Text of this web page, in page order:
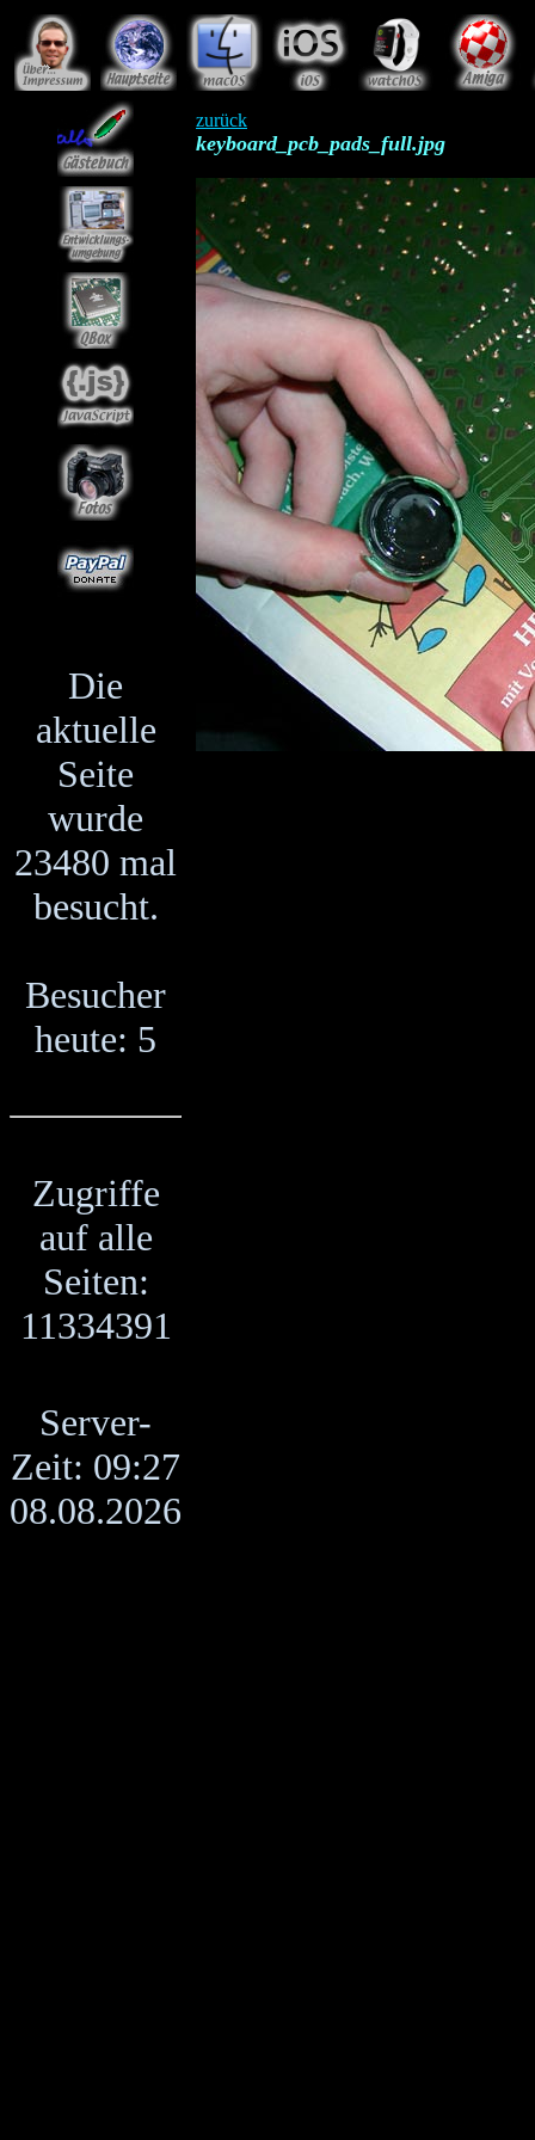
Die
aktuelle
Seite
wurde
23480 mal
besucht.
Besucher
heute: 5
Zugriffe
auf alle
Seiten:
11334391
Server-
Zeit: 09:27
08.08.2026
zurück
keyboard_pcb_pads_full.jpg